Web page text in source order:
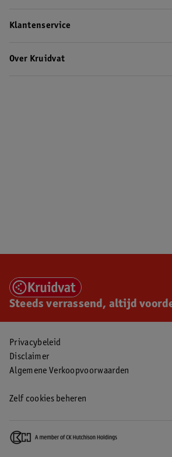
Klantenservice
Over Kruidvat
Steeds verrassend, altijd
Privacybeleid
Disclaimer
Algemene Verkoopvoorwaarden
Zelf cookies beheren